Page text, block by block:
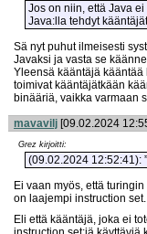
Jos on niin, että Java
Java:lla tehdyt
Sä nyt puhut ilmeisesti
Javaksi ja vasta se
Yleensä kääntäjä
toimivat kääntäjätkään
binääriä, vaikka varmaan
mavavilj [09.02.2024
Grez kirjoitti:
(09.02.2024 12:52:41):
Ei vaan myös, että
on laajempi instruction set.
Eli että kääntäjä, joka ei